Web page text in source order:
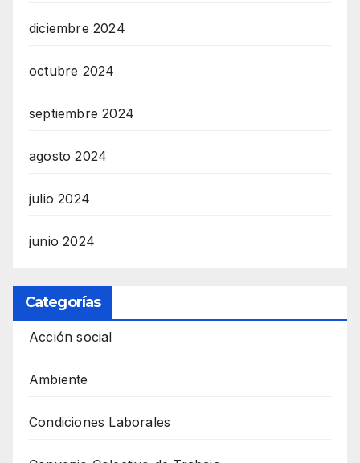
diciembre 2024
octubre 2024
septiembre 2024
agosto 2024
julio 2024
junio 2024
Categorías
Acción social
Ambiente
Condiciones Laborales